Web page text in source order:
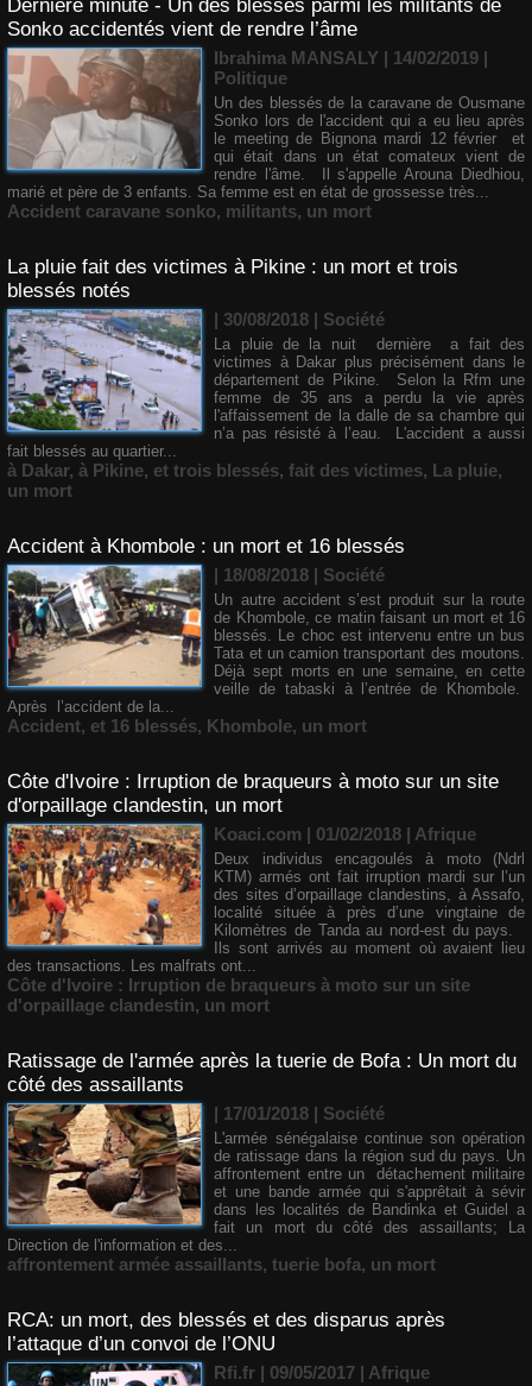
Dernière minute - Un des blessés parmi les militants de
Sonko accidentés vient de rendre l’âme
Ibrahima MANSALY | 14/02/2019 |
Politique
Un des blessés de la caravane de Ousmane
Sonko lors de l'accident qui a eu lieu après
le meeting de Bignona mardi 12 février et
qui était dans un état comateux vient de
rendre l'âme. Il s'appelle Arouna Diedhiou,
marié et père de 3 enfants. Sa femme est en état de grossesse très...
Accident caravane sonko, militants, un mort
La pluie fait des victimes à Pikine : un mort et trois
blessés notés
| 30/08/2018 | Société
La pluie de la nuit dernière a fait des
victimes à Dakar plus précisément dans le
département de Pikine. Selon la Rfm une
femme de 35 ans a perdu la vie après
l'affaissement de la dalle de sa chambre qui
n’a pas résisté à l’eau. L'accident a aussi
fait blessés au quartier...
à Dakar, à Pikine, et trois blessés, fait des victimes, La pluie,
un mort
Accident à Khombole : un mort et 16 blessés
| 18/08/2018 | Société
Un autre accident s’est produit sur la route
de Khombole, ce matin faisant un mort et 16
blessés. Le choc est intervenu entre un bus
Tata et un camion transportant des moutons.
Déjà sept morts en une semaine, en cette
veille de tabaski à l’entrée de Khombole.
Après l’accident de la...
Accident, et 16 blessés, Khombole, un mort
Côte d'Ivoire : Irruption de braqueurs à moto sur un site
d'orpaillage clandestin, un mort
Koaci.com | 01/02/2018 | Afrique
Deux individus encagoulés à moto (Ndrl
KTM) armés ont fait irruption mardi sur l’un
des sites d’orpaillage clandestins, à Assafo,
localité située à près d’une vingtaine de
Kilomètres de Tanda au nord-est du pays.
Ils sont arrivés au moment où avaient lieu
des transactions. Les malfrats ont...
Côte d'Ivoire : Irruption de braqueurs à moto sur un site
d'orpaillage clandestin, un mort
Ratissage de l'armée après la tuerie de Bofa : Un mort du
côté des assaillants
| 17/01/2018 | Société
L'armée sénégalaise continue son opération
de ratissage dans la région sud du pays. Un
affrontement entre un détachement militaire
et une bande armée qui s'apprêtait à sévir
dans les localités de Bandinka et Guidel a
fait un mort du côté des assaillants; La
Direction de l'information et des...
affrontement armée assaillants, tuerie bofa, un mort
RCA: un mort, des blessés et des disparus après
l’attaque d’un convoi de l’ONU
Rfi.fr | 09/05/2017 | Afrique